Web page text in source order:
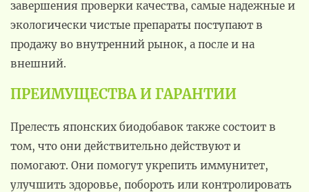
завершения проверки качества, самые надежные и
экологически чистые препараты поступают в
продажу во внутренний рынок, а после и на
внешний.
ПРЕИМУЩЕСТВА И ГАРАНТИИ
Прелесть японских биодобавок также состоит в
том, что они действительно действуют и
помогают. Они помогут укрепить иммунитет,
улучшить здоровье, побороть или контролировать